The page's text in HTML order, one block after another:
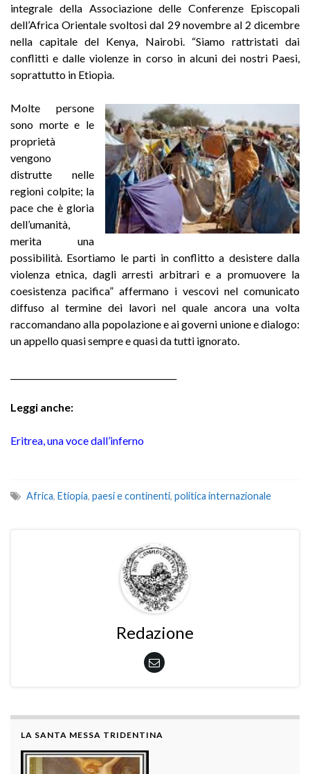
integrale della Associazione delle Conferenze Episcopali
dell’Africa Orientale svoltosi dal 29 novembre al 2 dicembre
nella capitale del Kenya, Nairobi. “Siamo rattristati dai
conflitti e dalle violenze in corso in alcuni dei nostri Paesi,
soprattutto in Etiopia.
Molte persone
sono morte e le
proprietà
vengono
distrutte nelle
regioni colpite; la
pace che è gloria
dell’umanità,
merita una
possibilità. Esortiamo le parti in conflitto a desistere dalla
violenza etnica, dagli arresti arbitrari e a promuovere la
coesistenza pacifica” affermano i vescovi nel comunicato
diffuso al termine dei lavori nel quale ancora una volta
raccomandano alla popolazione e ai governi unione e dialogo:
un appello quasi sempre e quasi da tutti ignorato.
Leggi anche:
Eritrea, una voce dall’inferno
Africa, Etiopia, paesi e continenti, politica internazionale
Redazione
LA SANTA MESSA TRIDENTINA